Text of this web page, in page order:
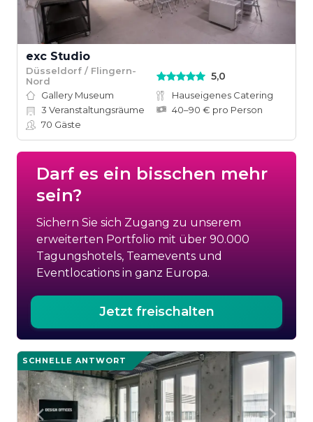
exc Studio
Düsseldorf / Flingern-
Nord
5,0
Gallery Museum
Hauseigenes Catering
3 Veranstaltungsräume
40–90 € pro Person
70 Gäste
Darf es ein bisschen mehr
sein?
Sichern Sie sich Zugang zu unserem
erweiterten Portfolio mit über 90.000
Tagungshotels, Teamevents und
Eventlocations in ganz Europa.
Jetzt freischalten
SCHNELLE ANTWORT